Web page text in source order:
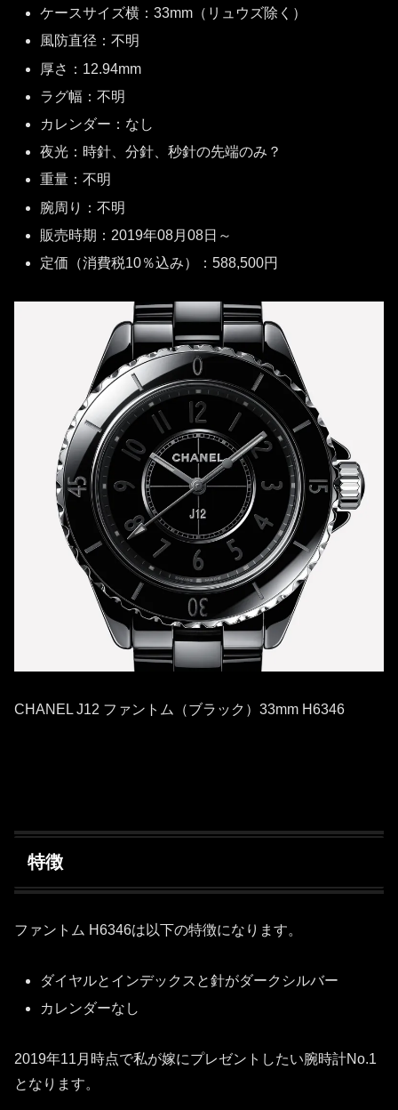
ケースサイズ横：33mm（リュウズ除く）
風防直径：不明
厚さ：12.94mm
ラグ幅：不明
カレンダー：なし
夜光：時針、分針、秒針の先端のみ？
重量：不明
腕周り：不明
販売時期：2019年08月08日～
定価（消費税10％込み）：588,500円
CHANEL J12 ファントム（ブラック）33mm H6346
特徴
ファントム H6346は以下の特徴になります。
ダイヤルとインデックスと針がダークシルバー
カレンダーなし
2019年11月時点で私が嫁にプレゼントしたい腕時計No.1
となります。